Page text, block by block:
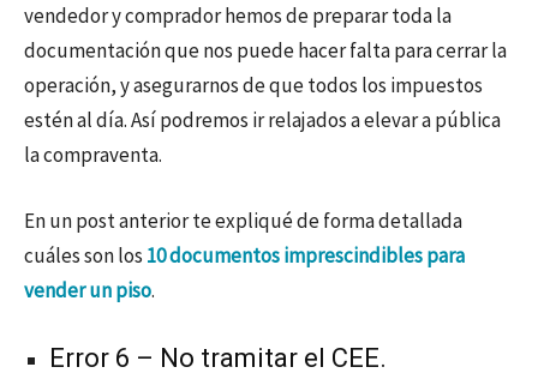
vendedor y comprador hemos de preparar toda la
documentación que nos puede hacer falta para cerrar la
operación, y asegurarnos de que todos los impuestos
estén al día. Así podremos ir relajados a elevar a pública
la compraventa.
En un post anterior te expliqué de forma detallada
cuáles son los 10 documentos imprescindibles para
vender un piso.
Error 6 – No tramitar el CEE.